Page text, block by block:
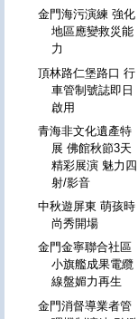
金門海污演練 強化
地區應變救災能
力
頂林路仁堡路口 行
車管制號誌即日
啟用
青海非文化遺產特
展 佛館秋節3天
精彩展演 魅力四
射/影音
中秋遊屏東 萌孩時
尚秀開場
金門金寧聯合社區
小旗艦成果電纜
線盤媚力再生
金門消督導業者管